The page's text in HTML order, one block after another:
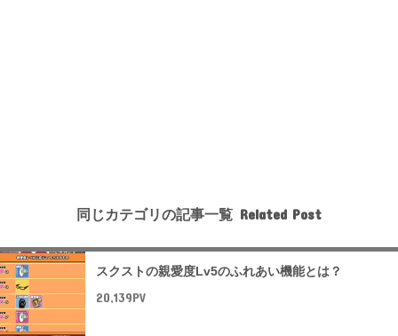
同じカテゴリの記事一覧
スクストの親愛度Lv5のふれあい機能とは？
20,139PV